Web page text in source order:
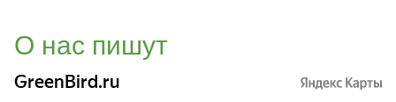
О нас пишут